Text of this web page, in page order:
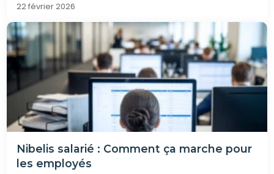
22 février 2026
Nibelis salarié : Comment ça marche pour
les employés